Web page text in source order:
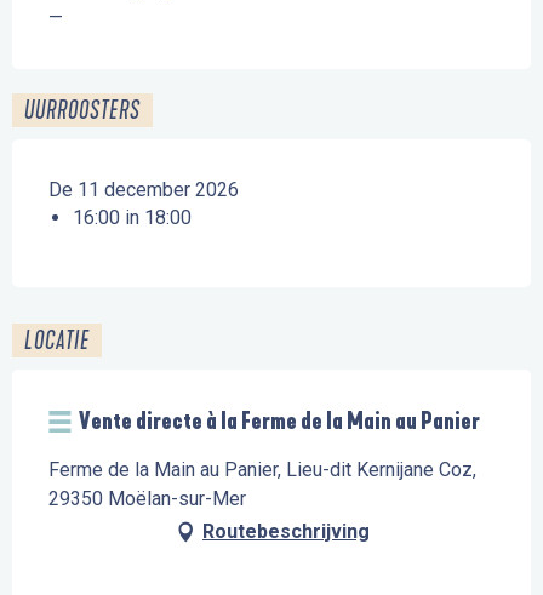
—
UURROOSTERS
De 11 december 2026
16:00 in 18:00
LOCATIE
Vente directe à la Ferme de la Main au Panier
Ferme de la Main au Panier, Lieu-dit Kernijane Coz,
29350 Moëlan-sur-Mer
Routebeschrijving